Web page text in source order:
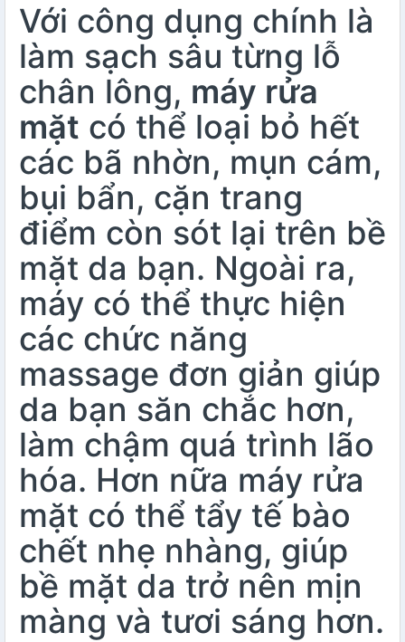
Với công dụng chính là
làm sạch sâu từng lỗ
chân lông, máy rửa
mặt có thể loại bỏ hết
các bã nhờn, mụn cám,
bụi bẩn, cặn trang
điểm còn sót lại trên bề
mặt da bạn. Ngoài ra,
máy có thể thực hiện
các chức năng
massage đơn giản giúp
da bạn săn chắc hơn,
làm chậm quá trình lão
hóa. Hơn nữa máy rửa
mặt có thể tẩy tế bào
chết nhẹ nhàng, giúp
bề mặt da trở nên mịn
màng và tươi sáng hơn.